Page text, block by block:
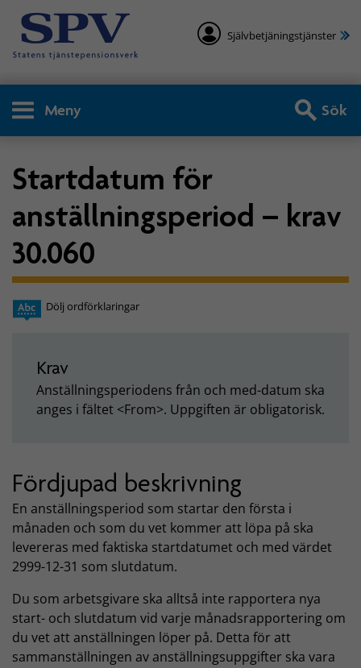
Självbetjäningstjänster
Meny Sök
Startdatum för
anställningsperiod – krav
30.060
Dölj ordförklaringar
Krav
Anställningsperiodens från och med-datum ska
anges i fältet <From>. Uppgiften är obligatorisk.
Fördjupad beskrivning
En anställningsperiod som startar den första i
månaden och som du vet kommer att löpa på ska
levereras med faktiska startdatumet och med värdet
2999-12-31 som slutdatum.
Du som arbetsgivare ska alltså inte rapportera nya
start- och slutdatum vid varje månadsrapportering om
du vet att anställningen löper på. Detta för att
sammanställningen av anställningsuppgifter ska vara